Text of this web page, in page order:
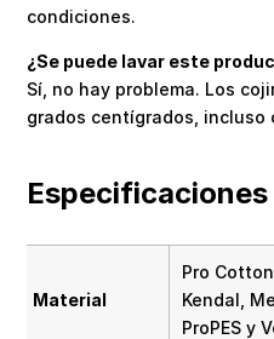
condiciones.
¿Se puede lavar este
Sí, no hay problema. Los
grados centígrados, incluso
Especificaciones
Material
Pro
Kendal,
ProPES y